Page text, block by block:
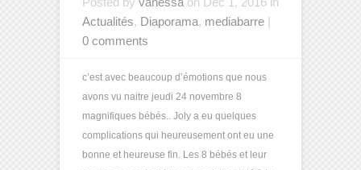
Actualités, Diaporama, mediabarre |
0 comments
c’est avec beaucoup d’émotions que nous
avons vu naitre jeudi 24 novembre 8
magnifiques bébés.. Joly a eu quelques
complications qui heureusement ont eu une
bonne et heureuse fin. Les 8 bébés et leur